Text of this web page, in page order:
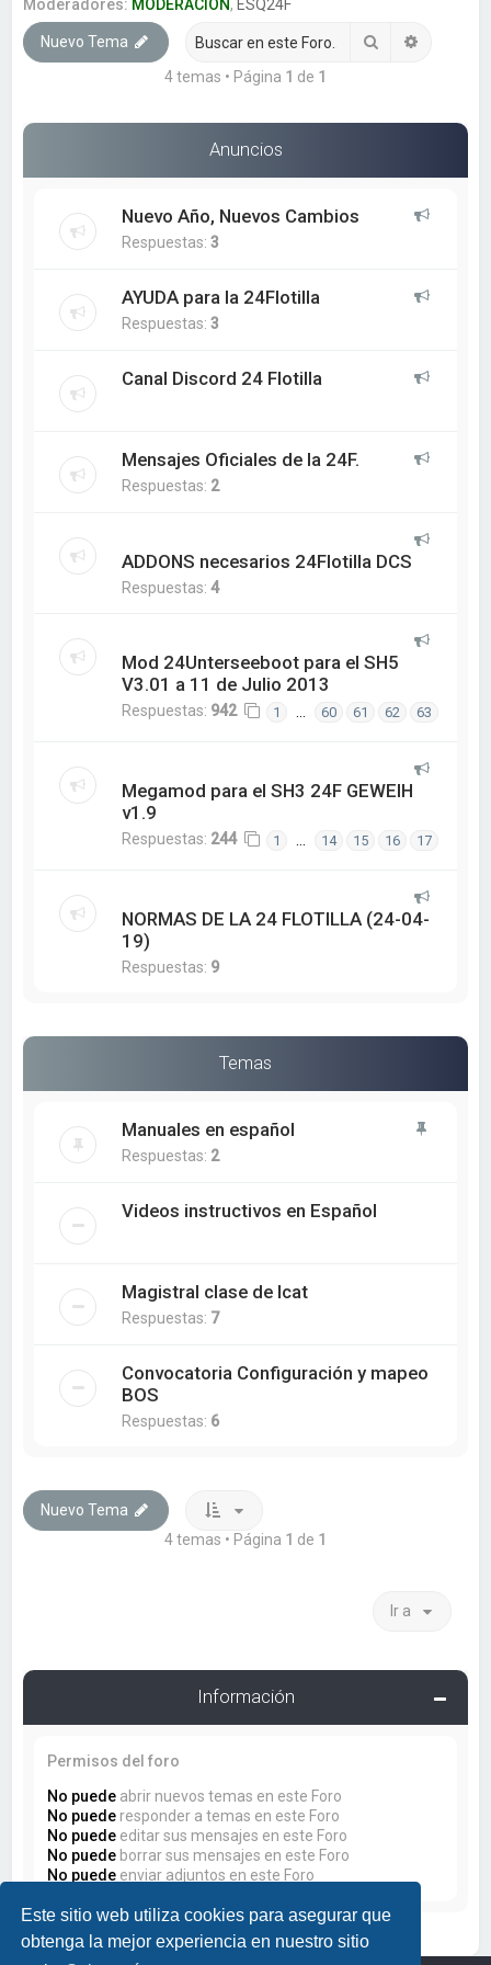
Este sitio web utiliza cookies para asegurar que
obtenga la mejor experiencia en nuestro sitio
Moderadores: MODERACION, ESQ24F
Nuevo Tema Buscar
4 temas • Página 1 de 1
Anuncios
Nuevo Año, Nuevos Cambios
Respuestas:3
AYUDA para la 24Flotilla
Respuestas:3
Canal Discord 24 Flotilla
Mensajes Oficiales de la 24F.
Respuestas: 2
ADDONS necesarios 24Flotilla DCS
Respuestas:4
Mod 24Unterseeboot para el SH5
V3.01 a 11 de Julio 2013
Respuestas: 942 1 … 60 61 62 63
Megamod para el SH3 24F GEWEIH
v1.9
Respuestas: 244 1 … 14 15 16 17
NORMAS DE LA 24 FLOTILLA (24-04-
19)
Respuestas: 9
Temas
Manuales en español
Respuestas: 2
Videos instructivos en Español
Magistral clase de Icat
Respuestas: 7
Convocatoria Configuración y mapeo
BOS
Respuestas: 6
Nuevo Tema
4 temas • Página 1 de 1
Ir a
Información
Permisos del foro
No puede abrir nuevos temas en este Foro
No puede responder a temas en este Foro
No puede editar sus mensajes en este Foro
No puede borrar sus mensajes en este Foro
No puede enviar adjuntos en este Foro